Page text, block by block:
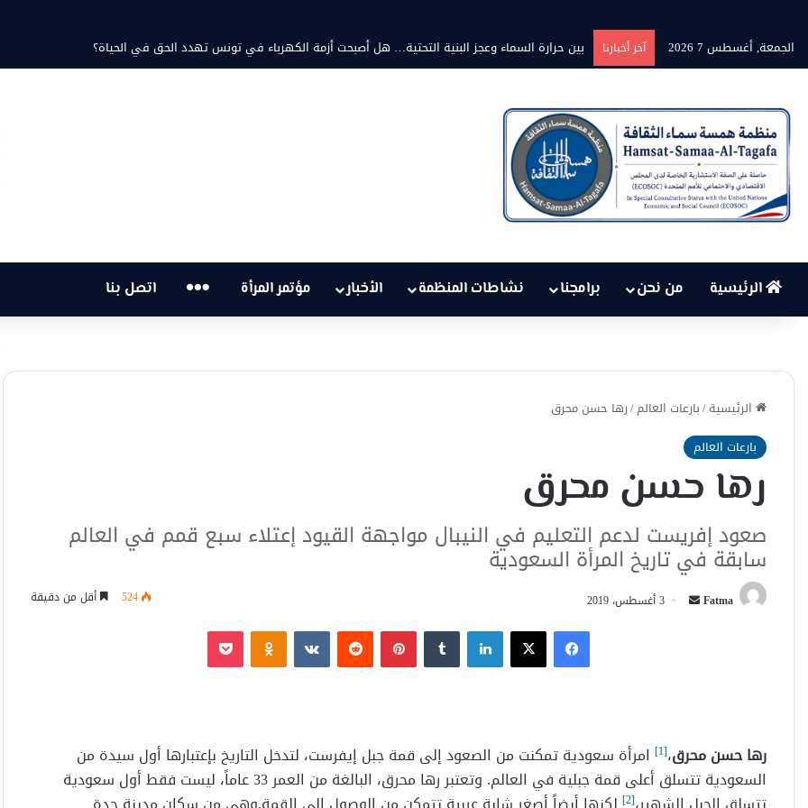
الجمعة, أغسطس 7 2026
آخر أخبارنا بين حرارة السماء وعجز البنية التحتية… هل أصبحت أزمة الكهرباء في تونس تهدد الحق في الحياة؟
الرئيسية من نحن برامجنا نشاطات المنظمة الأخبار مؤتمر المرأة … اتصل بنا
الرئيسية/بارعات العالم/رها حسن محرق
بارعات العالم
رها حسن محرق
صعود إفريست لدعم التعليم في النيبال مواجهة القيود إعتلاء سبع قمم في العالم
سابقة في تاريخ المرأة السعودية
Fatma
أرسل 3 أغسطس، 2019 524 أقل من دقيقة
فيسبوك‫X لينكدإن بينتيريست Odnoklassniki
‫Pocket
رها حسن محرق،[1]
امرأة سعودية تمكنت من الصعود إلى قمة جبل إيفرست، لتدخل التاريخ بإعتبارها أول سيدة من
السعودية تتسلق أعلى قمة جبلية في العالم. وتعتبر رها محرق، البالغة من العمر 33 عاماً، ليست فقط أول سعودية
[2]